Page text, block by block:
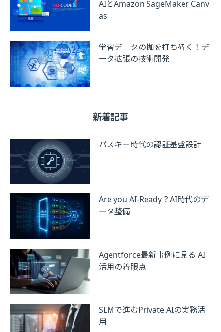
AIとAmazon SageMaker Canv
as
学習データの枷を打ち砕く！デ
ータ拡張の技術開発
新着記事
パスキー時代の認証基盤設計
Are you AI-Ready？AI時代のデ
ータ整備
Agentforce最新事例に見る AI
活用の着眼点
SLMで進むPrivate AIの実務活
用